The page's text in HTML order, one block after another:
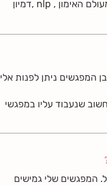
אני מאמנת רגשית ועובדת עם כלים מעולם האימון , nlp ,דמיון
המפגשים ניתן לפנות אלי
שנעבוד עליו במפגשי
המפגשים שלי גמישים